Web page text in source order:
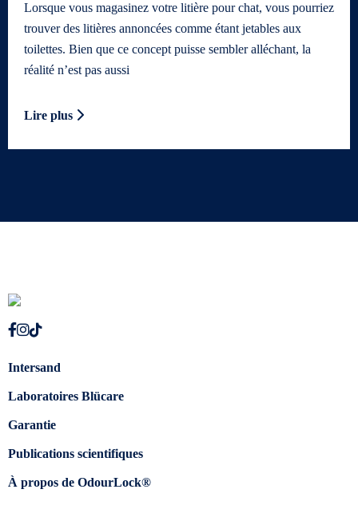
Lorsque vous magasinez votre litière pour chat, vous pourriez
trouver des litières annoncées comme étant jetables aux
toilettes. Bien que ce concept puisse sembler alléchant, la
réalité n’est pas aussi
Lire plus
Intersand
Laboratoires Blücare
Garantie
Publications scientifiques
À propos de OdourLock®